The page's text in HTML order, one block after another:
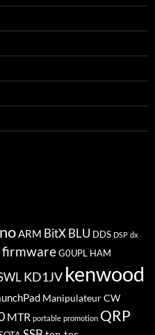
ARM BitX BLU DDS DSP dx
firmwareG0UPL HAM
KD1JV kenwood
Manipulateur CW
MTR portable promotion QRP